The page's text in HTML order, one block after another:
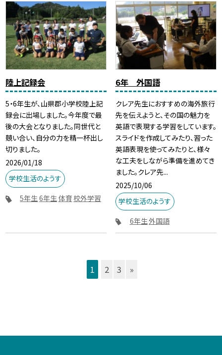
陸上記録会
5・6年生が、山県郡小学校陸上記
録会に出場しました。今年度で最
後の大会となりました。同世代と
競い合い、自分の力を精一杯出し
切りました。
2026/01/18
学校生活のようす
5年生6年生体育 校外学習
6年 外国語
クレア先生におすすめの海外旅行
先を伝えようと、その国の魅力を
英語で表現する学習をしています。
スライドを作成してみたり、習った
英語表現を使ってみたりと、様々
な工夫をしながら準備を進めてき
ました。クレア先...
2025/10/06
学校生活のようす
6年生外国語
1 2 3 »